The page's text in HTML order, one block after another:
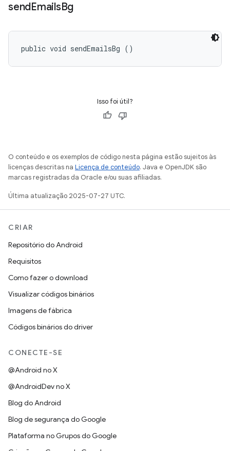
sendEmailsBg
public void sendEmailsBg ()
Isso foi útil?
O conteúdo e os exemplos de código nesta página estão sujeitos às
licenças descritas na Licença de conteúdo. Java e OpenJDK são
marcas registradas da Oracle e/ou suas afiliadas.
Última atualização 2025-07-27 UTC.
CRIAR
Repositório do Android
Requisitos
Como fazer o download
Visualizar códigos binários
Imagens de fábrica
Códigos binários do driver
CONECTE-SE
@Android no X
@AndroidDev no X
Blog do Android
Blog de segurança do Google
Plataforma no Grupos do Google